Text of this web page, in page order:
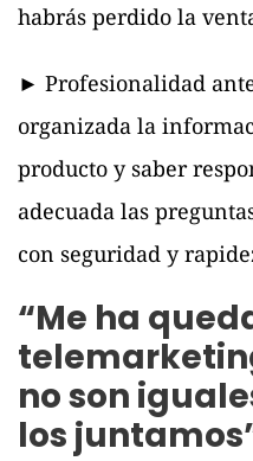
habrás perdido la
► Profesionalidad
organizada la
producto y saber
adecuada las
con seguridad y
“Me ha
no son
los